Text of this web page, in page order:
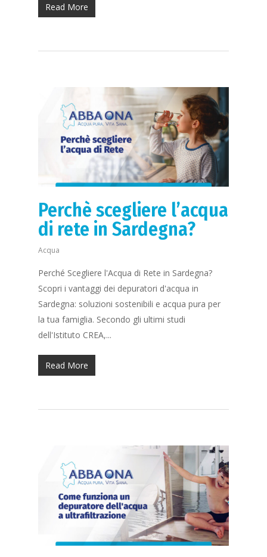
Read More
Perchè scegliere l’acqua
di rete in Sardegna?
Acqua
Perché Scegliere l'Acqua di Rete in Sardegna?
Scopri i vantaggi dei depuratori d'acqua in
Sardegna: soluzioni sostenibili e acqua pura per
la tua famiglia. Secondo gli ultimi studi
dell'Istituto CREA,...
Read More
informazioni
2450483
Home
Cosa facciamo